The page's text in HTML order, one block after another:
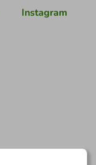
Instagram